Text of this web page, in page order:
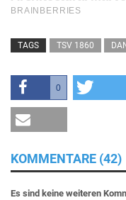
TAGS TSV 1860
0
KOMMENTARE (42)
Es sind keine weiteren